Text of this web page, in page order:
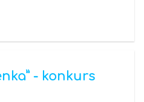
- konkurs